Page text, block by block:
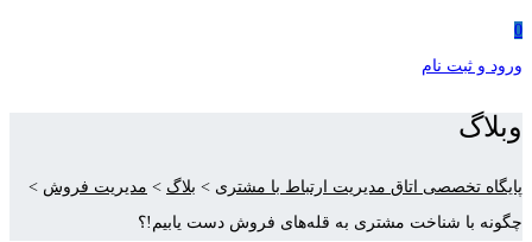
0
ورود و ثبت نام
وبلاگ
پایگاه تخصصی اتاق مدیریت ارتباط با مشتری > بلاگ > مدیریت فروش >
چگونه با شناخت مشتری به قله‌های فروش دست یابیم!؟